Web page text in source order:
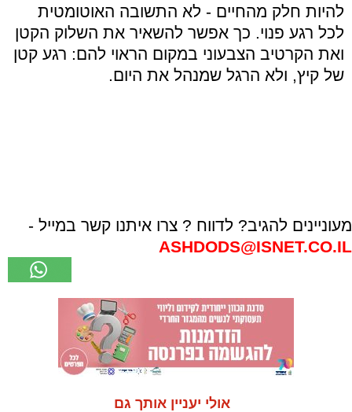
להיות חלק מהחיים - לא התשובה האוטומטית
לכל רגע פנוי. כך אפשר להשאיר את השלוק הקטן
ואת הקרטיב הצבעוני במקום הראוי להם: רגע קטן
של קיץ, ולא הרגל שמנהל את היום.
מעוניינים להגיב? לדווח ? צרו איתנו קשר במייל -
ASHDODS@ISNET.CO.IL
אולי יעניין אותך גם